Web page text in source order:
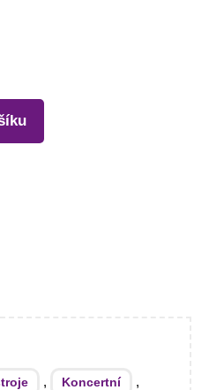
, Koncertní ,